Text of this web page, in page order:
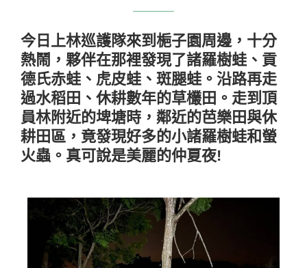
今日上林巡護隊來到梔子園周邊，十分
熱鬧，夥伴在那裡發現了諸羅樹蛙、貢
德氏赤蛙、虎皮蛙、斑腿蛙。沿路再走
過水稻田、休耕數年的草欉田。走到頂
員林附近的埤塘時，鄰近的芭樂田與休
耕田區，竟發現好多的小諸羅樹蛙和螢
火蟲。真可說是美麗的仲夏夜!